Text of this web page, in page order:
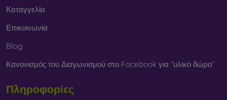
Καταγγελία
Επικοινωνία
Blog
Κανονισμός του Διαγωνισμού στο Facebook για “υλικό δώρο”
Πληροφορίες